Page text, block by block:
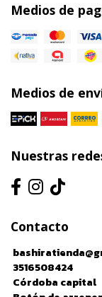
Medios de
Medios de
Nuestras
Contacto
3516508424
Córdoba capital